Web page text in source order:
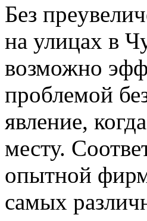
Бeз
на улицах в
возможно
проблемой
явление,
месту.
опытной
самых